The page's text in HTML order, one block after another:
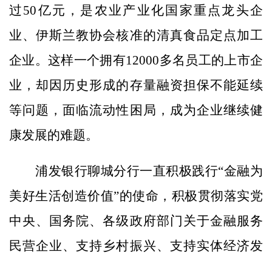
过50亿元，是农业产业化国家重点龙头企
业、伊斯兰教协会核准的清真食品定点加工
企业。这样一个拥有12000多名员工的上市企
业，却因历史形成的存量融资担保不能延续
等问题，面临流动性困局，成为企业继续健
康发展的难题。
浦发银行聊城分行一直积极践行“金融为
美好生活创造价值”的使命，积极贯彻落实党
中央、国务院、各级政府部门关于金融服务
民营企业、支持乡村振兴、支持实体经济发